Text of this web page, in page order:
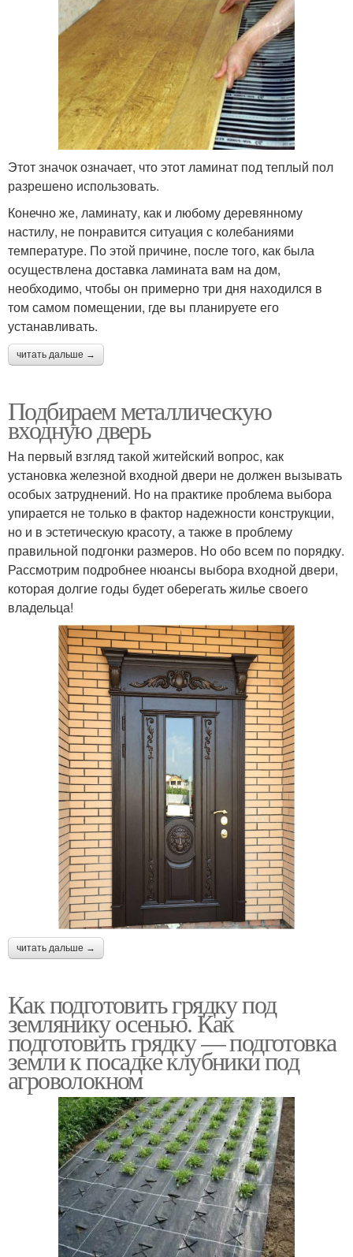
Этот значок означает, что этот ламинат под теплый пол
разрешено использовать.
Конечно же, ламинату, как и любому деревянному
настилу, не понравится ситуация с колебаниями
температуре. По этой причине, после того, как была
осуществлена доставка ламината вам на дом,
необходимо, чтобы он примерно три дня находился в
том самом помещении, где вы планируете его
устанавливать.
читать дальше →
Подбираем металлическую
входную дверь
На первый взгляд такой житейский вопрос, как
установка железной входной двери не должен вызывать
особых затруднений. Но на практике проблема выбора
упирается не только в фактор надежности конструкции,
но и в эстетическую красоту, а также в проблему
правильной подгонки размеров. Но обо всем по порядку.
Рассмотрим подробнее нюансы выбора входной двери,
которая долгие годы будет оберегать жилье своего
владельца!
читать дальше →
Как подготовить грядку под
землянику осенью. Как
подготовить грядку — подготовка
земли к посадке клубники под
агроволокном